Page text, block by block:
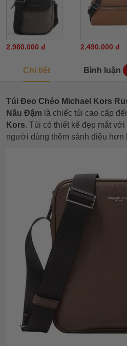
2.980.000 đ 2.490.000 đ
Chi tiết Bình luận
Túi Đeo Chéo Michael Kors
Nâu Đậm là chiếc túi cao cấp
Kors. Túi có thiết kế đẹp mắt
người dùng thêm sành điệu hơn